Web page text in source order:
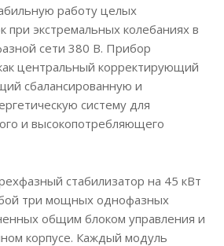
работу целых
при экстремальных колебаниях в
сети 380 В. Прибор
центральный корректирующий
сбалансированную и
систему для
и высокопотребляющего
стабилизатор на 45 кВт
три мощных однофазных
общим блоком управления и
корпусе. Каждый модуль